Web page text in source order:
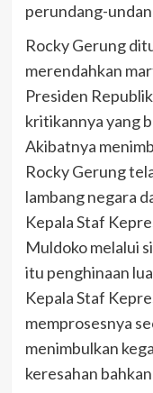
perundang-
Rocky Gerung
merendahkan
Presiden
kritikannya yang
Akibatnya
Rocky Gerung
lambang negara
Kepala Staf
Muldoko melalui
itu penghinaan
Kepala Staf
memprosesnya
menimbulkan
keresahan